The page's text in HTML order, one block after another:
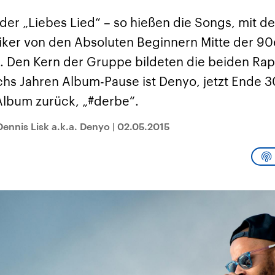
und
gehören die
Staaten zu
der Erde, mit
Weltgeschehen.
palästinensischen
Hamas im Oktober 2023
auf Israel hat in der
Region wieder die
Gewalt entfacht. Israel
möchte die Hamas
zerstören. Diese wird wie
die Hisbollah im Libanon
vom Iran unterstützt.
Islamischen
1979 auch
Republik Iran – ist
Religionsführer
regierter Staat im
Osten. Eine
zu Israel und zu den
„Liebes Lied“ – so hießen die Songs, mit
von den Absoluten Beginnern Mitte der
Den Kern der Gruppe bildeten die beiden
Jahren Album-Pause ist Denyo, jetzt Ende
zurück, „#derbe“.
Lisk a.k.a. Denyo | 02.05.2015